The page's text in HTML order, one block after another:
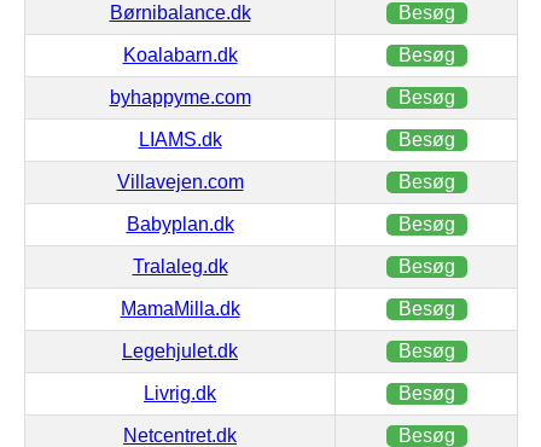
Børnibalance.dk Besøg
Koalabarn.dk Besøg
byhappyme.com Besøg
LIAMS.dk Besøg
Villavejen.com Besøg
Babyplan.dk Besøg
Tralaleg.dk Besøg
MamaMilla.dk Besøg
Legehjulet.dk Besøg
Livrig.dk Besøg
Netcentret.dk Besøg